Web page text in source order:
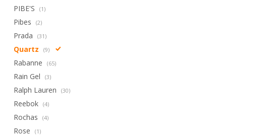
PIBE'S (1)
Pibes (2)
Prada (31)
Quartz (9)
Rabanne (65)
Rain Gel (3)
Ralph Lauren (30)
Reebok (4)
Rochas (4)
Rose (1)